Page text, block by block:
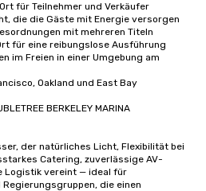
für Teilnehmer und Verkäufer
die die Gäste mit Energie versorgen
mit mehreren Titeln
für eine reibungslose Ausführung
im Freien in einer Umgebung am
Oakland und East Bay
BERKELEY MARINA
der natürliches Licht, Flexibilität bei
Catering, zuverlässige AV-
Logistik vereint — ideal für
die einen